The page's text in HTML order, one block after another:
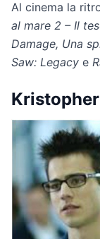
Al cinema la
al mare 2 – Il
Damage, Una
Saw: Legacy e